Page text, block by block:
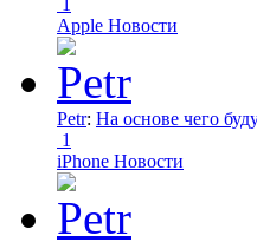
Apple Новости
Petr: На основе чего
1
iPhone Новости